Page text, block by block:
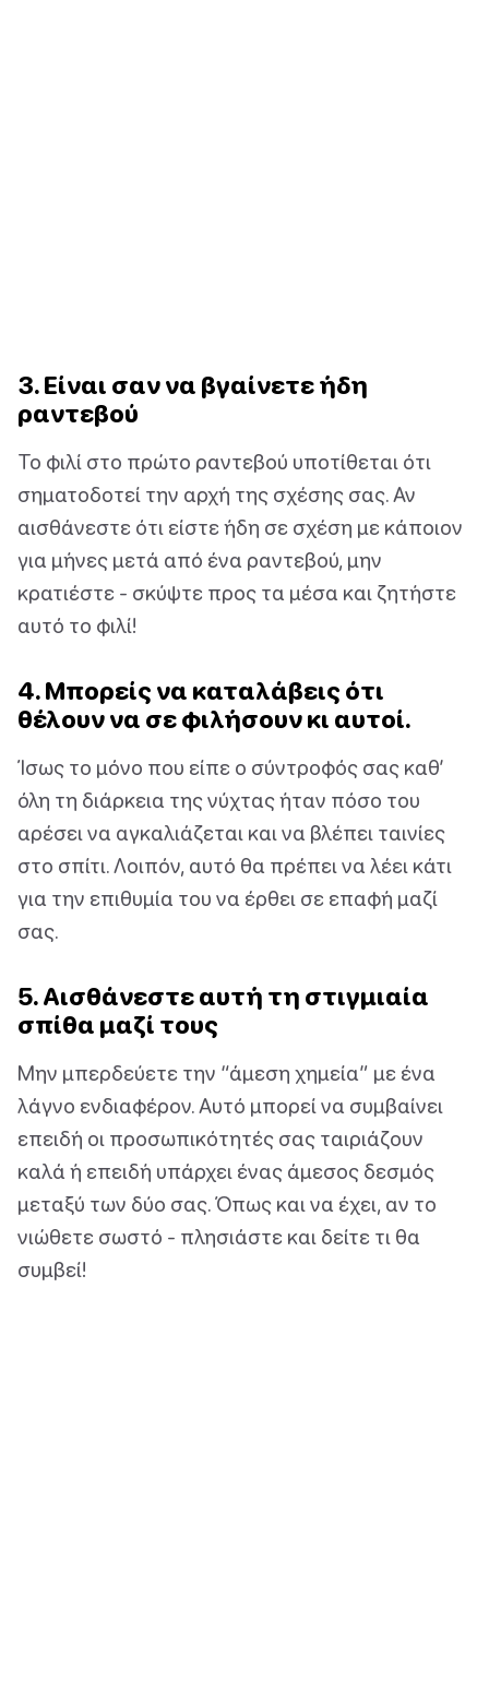
3. Είναι σαν να βγαίνετε ήδη
ραντεβού
Το φιλί στο πρώτο ραντεβού υποτίθεται ότι
σηματοδοτεί την αρχή της σχέσης σας. Αν
αισθάνεστε ότι είστε ήδη σε σχέση με κάποιον
για μήνες μετά από ένα ραντεβού, μην
κρατιέστε - σκύψτε προς τα μέσα και ζητήστε
αυτό το φιλί!
4. Μπορείς να καταλάβεις ότι
θέλουν να σε φιλήσουν κι αυτοί.
Ίσως το μόνο που είπε ο σύντροφός σας καθ’
όλη τη διάρκεια της νύχτας ήταν πόσο του
αρέσει να αγκαλιάζεται και να βλέπει ταινίες
στο σπίτι. Λοιπόν, αυτό θα πρέπει να λέει κάτι
για την επιθυμία του να έρθει σε επαφή μαζί
σας.
5. Αισθάνεστε αυτή τη στιγμιαία
σπίθα μαζί τους
Μην μπερδεύετε την “άμεση χημεία” με ένα
λάγνο ενδιαφέρον. Αυτό μπορεί να συμβαίνει
επειδή οι προσωπικότητές σας ταιριάζουν
καλά ή επειδή υπάρχει ένας άμεσος δεσμός
μεταξύ των δύο σας. Όπως και να έχει, αν το
νιώθετε σωστό - πλησιάστε και δείτε τι θα
συμβεί!